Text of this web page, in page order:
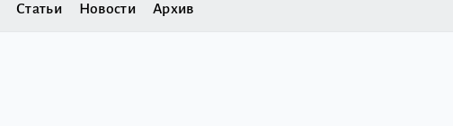
Статьи Новости Архив